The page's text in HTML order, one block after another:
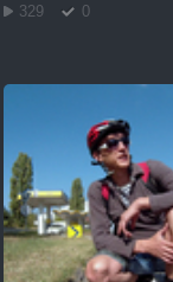
329 0